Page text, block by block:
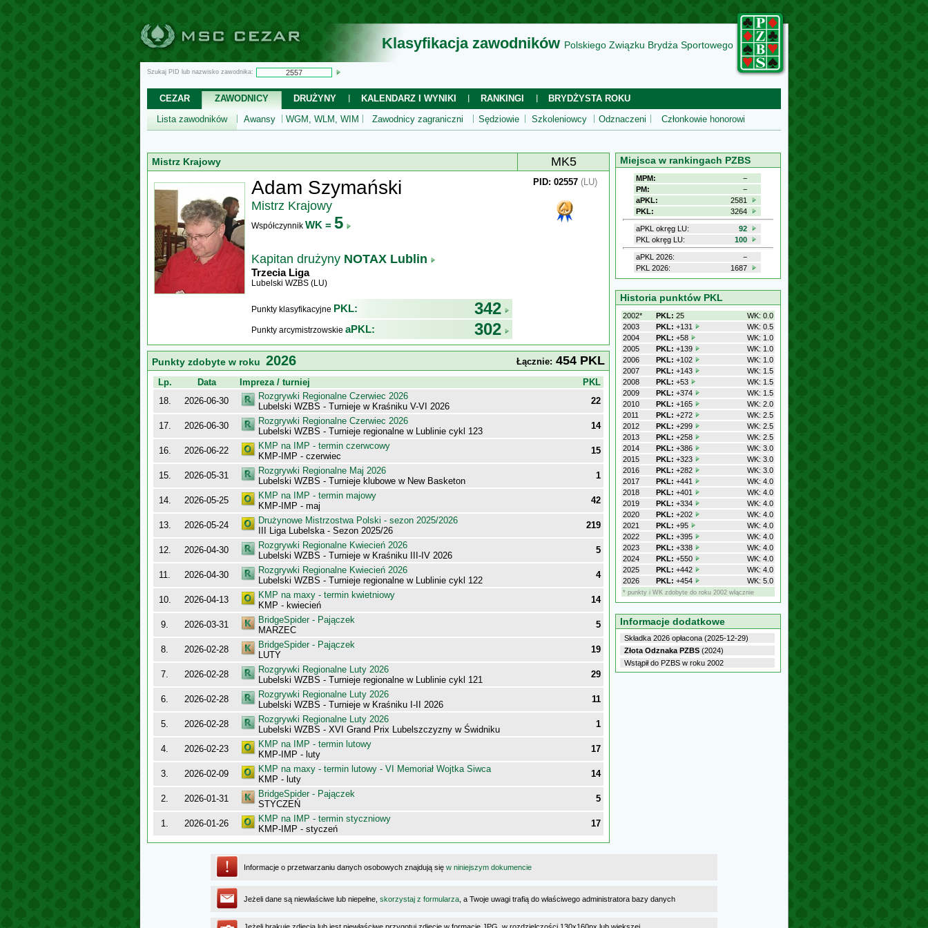
Klasyfikacja zawodników Polskiego Związku Brydża Sportowego
Szukaj PID lub nazwisko zawodnika:
CEZAR ZAWODNICY DRUŻYNY KALENDARZ I WYNIKI RANKINGI
BRYDŻYSTA ROKU
Lista zawodników
Awansy WGM, WLM, WIM Zawodnicy zagraniczni Sędziowie Szkoleniowcy Odznaczeni Członkowie honorowi
Mistrz Krajowy MK5
Adam Szymański
Mistrz Krajowy
Współczynnik WK = 5
Kapitan drużyny NOTAX Lublin
Trzecia Liga
Lubelski WZBS (LU)
Punkty klasyfikacyjne PKL: 342
Punkty arcymistrzowskie aPKL: 302
PID: 02557 (LU)
Punkty zdobyte w roku 2026 Łącznie: 454 PKL
Lp. Data Impreza / turniej
PKL
18.
2026-06-30
Rozgrywki Regionalne Czerwiec 2026
Lubelski WZBS - Turnieje w Kraśniku V-VI 2026
22
17. 2026-06-30
Rozgrywki Regionalne Czerwiec 2026
Lubelski WZBS - Turnieje regionalne w Lublinie cykl 123
14
16. 2026-06-22
KMP na IMP - termin czerwcowy
KMP-IMP - czerwiec
15
15. 2026-05-31
Rozgrywki Regionalne Maj 2026
Lubelski WZBS - Turnieje klubowe w New Basketon
1
14. 2026-05-25
KMP na IMP - termin majowy
KMP-IMP - maj
42
13. 2026-05-24
Drużynowe Mistrzostwa Polski - sezon 2025/2026
III Liga Lubelska - Sezon 2025/26
219
12. 2026-04-30
Rozgrywki Regionalne Kwiecień 2026
Lubelski WZBS - Turnieje w Kraśniku III-IV 2026
5
11. 2026-04-30
Rozgrywki Regionalne Kwiecień 2026
Lubelski WZBS - Turnieje regionalne w Lublinie cykl 122
4
10. 2026-04-13
KMP na maxy - termin kwietniowy
KMP - kwiecień
14
9. 2026-03-31
BridgeSpider - Pajączek
MARZEC
5
8. 2026-02-28
BridgeSpider - Pajączek
LUTY
19
7. 2026-02-28
Rozgrywki Regionalne Luty 2026
Lubelski WZBS - Turnieje regionalne w Lublinie cykl 121
29
6. 2026-02-28
Rozgrywki Regionalne Luty 2026
Lubelski WZBS - Turnieje w Kraśniku I-II 2026
11
5. 2026-02-28
Rozgrywki Regionalne Luty 2026
Lubelski WZBS - XVI Grand Prix Lubelszczyzny w Świdniku
1
4. 2026-02-23
KMP na IMP - termin lutowy
KMP-IMP - luty
17
3. 2026-02-09
KMP na maxy - termin lutowy - VI Memoriał Wojtka Siwca
KMP - luty
14
2. 2026-01-31
BridgeSpider - Pajączek
STYCZEŃ
5
1. 2026-01-26
KMP na IMP - termin styczniowy
KMP-IMP - styczeń
17
Miejsca w rankingach PZBS
MPM:
−
PM:
−
aPKL:
2581
PKL:
3264
aPKL okręg LU:
92
PKL okręg LU:
100
aPKL 2026:
−
PKL 2026:
1687
Historia punktów PKL
2002* PKL: 25
WK: 0.0
2003
PKL: +131
WK: 0.5
2004
PKL: +58
WK: 1.0
2005
PKL: +139
WK: 1.0
2006
PKL: +102
WK: 1.0
2007
PKL: +143
WK: 1.5
2008
PKL: +53
WK: 1.5
2009
PKL: +374
WK: 1.5
2010
PKL: +165
WK: 2.0
2011
PKL: +272
WK: 2.5
2012
PKL: +299
WK: 2.5
2013
PKL: +258
WK: 2.5
2014
PKL: +386
WK: 3.0
2015
PKL: +323
WK: 3.0
2016
PKL: +282
WK: 3.0
2017
PKL: +441
WK: 4.0
2018
PKL: +401
WK: 4.0
2019
PKL: +334
WK: 4.0
2020
PKL: +202
WK: 4.0
2021
PKL: +95
WK: 4.0
2022
PKL: +395
WK: 4.0
2023
PKL: +338
WK: 4.0
2024
PKL: +550
WK: 4.0
2025
PKL: +442
WK: 4.0
2026
PKL: +454 WK: 5.0
* punkty i WK zdobyte do roku 2002 włącznie
Informacje dodatkowe
Składka 2026 opłacona (2025-12-29)
Złota Odznaka PZBS (2024)
Wstąpił do PZBS w roku 2002
Informacje o przetwarzaniu danych osobowych znajdują się w niniejszym dokumencie
Jeżeli dane są niewłaściwe lub niepełne, skorzystaj z formularza , a Twoje uwagi trafią do właściwego administratora bazy danych